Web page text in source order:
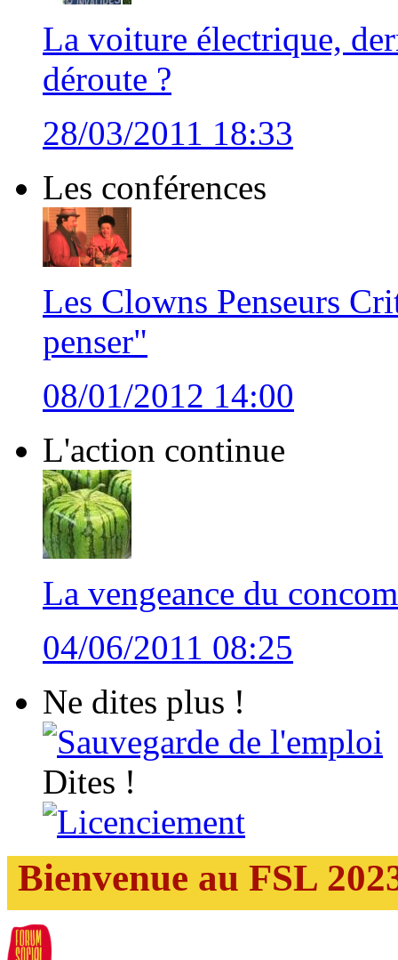
La voiture électrique,
déroute ?
28/03/2011 18:33
Les conférences
Les Clowns Penseurs
penser"
08/01/2012 14:00
L'action continue
La vengeance du
04/06/2011 08:25
Ne dites plus !
Sauvegarde de l'emploi
Dites !
Licenciement
Bienvenue au FSL